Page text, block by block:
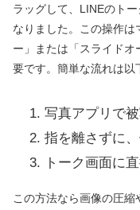
ラッグして、LINEのト
なりました。この操作は
ー」または「スライド
要です。簡単な流れは以
写真アプリで
指を離さずに
トーク画面に
この方法なら画像の圧